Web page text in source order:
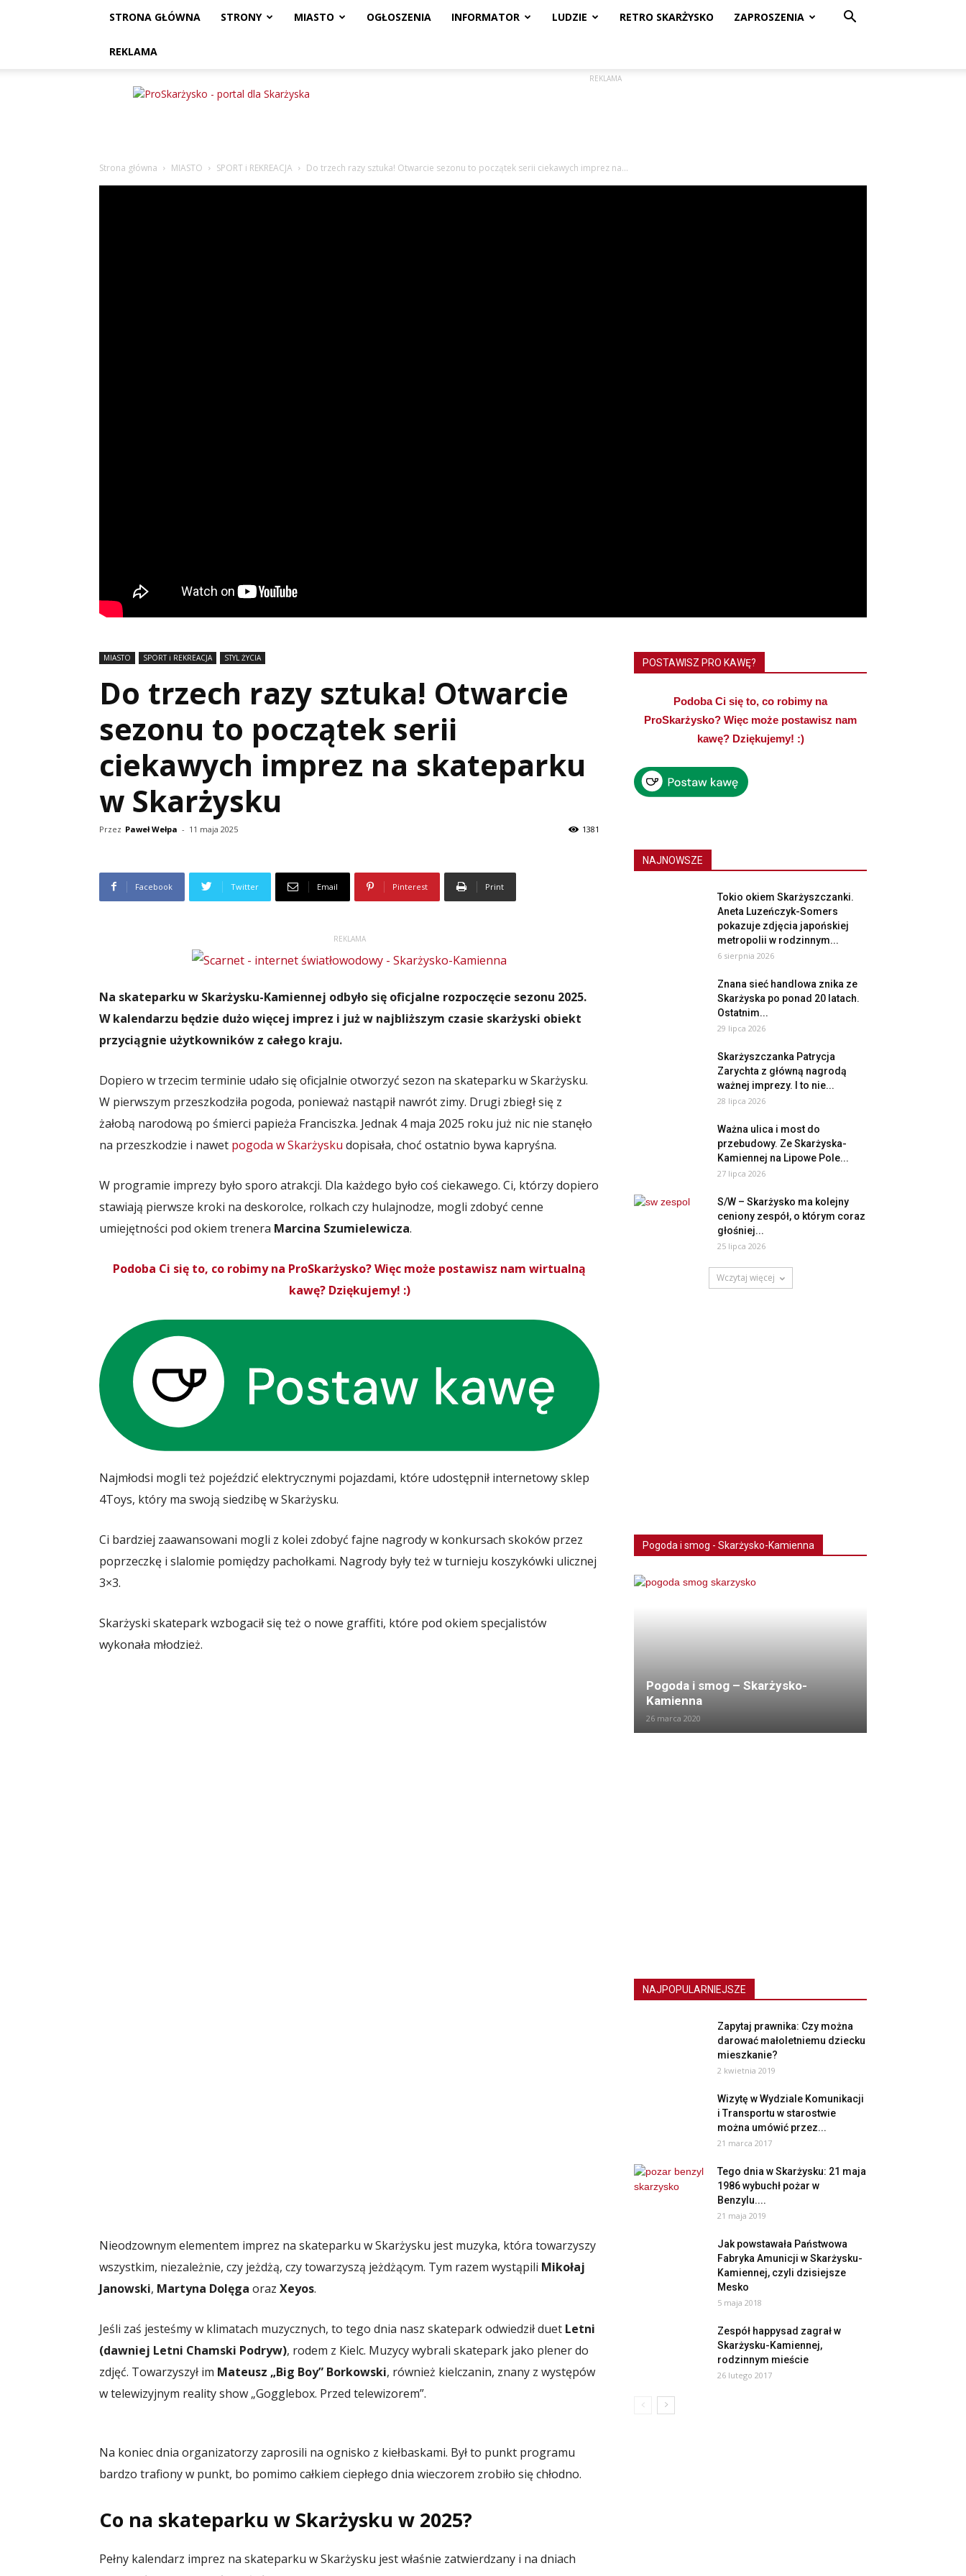
STRONA GŁÓWNA STRONY MIASTO OGŁOSZENIA INFORMATOR LUDZIE RETRO SKARŻYSKO ZAPROSZENIA
REKLAMA
ProSkarżysko
REKLAMA
Strona główna MIASTO SPORT i REKREACJA Do trzech razy sztuka! Otwarcie sezonu to początek serii ciekawych imprez na...
MIASTO SPORT i REKREACJA STYL ŻYCIA
Do trzech razy sztuka! Otwarcie
sezonu to początek serii
ciekawych imprez na skateparku
w Skarżysku
Przez Paweł Wełpa - 11 maja 2025 1381
Facebook Twitter Email Pinterest Print
REKLAMA
Na skateparku w Skarżysku-Kamiennej odbyło się oficjalne rozpoczęcie sezonu 2025.
W kalendarzu będzie dużo więcej imprez i już w najbliższym czasie skarżyski obiekt
przyciągnie użytkowników z całego kraju.
Dopiero w trzecim terminie udało się oficjalnie otworzyć sezon na skateparku w Skarżysku.
W pierwszym przeszkodziła pogoda, ponieważ nastąpił nawrót zimy. Drugi zbiegł się z
żałobą narodową po śmierci papieża Franciszka. Jednak 4 maja 2025 roku już nic nie stanęło
na przeszkodzie i nawet pogoda w Skarżysku dopisała, choć ostatnio bywa kapryśna.
W programie imprezy było sporo atrakcji. Dla każdego było coś ciekawego. Ci, którzy dopiero
stawiają pierwsze kroki na deskorolce, rolkach czy hulajnodze, mogli zdobyć cenne
umiejętności pod okiem trenera Marcina Szumielewicza.
Podoba Ci się to, co robimy na ProSkarżysko? Więc może postawisz nam wirtualną
kawę? Dziękujemy! :)
Najmłodsi mogli też pojeździć elektrycznymi pojazdami, które udostępnił internetowy sklep
4Toys, który ma swoją siedzibę w Skarżysku.
Ci bardziej zaawansowani mogli z kolei zdobyć fajne nagrody w konkursach skoków przez
poprzeczkę i slalomie pomiędzy pachołkami. Nagrody były też w turnieju koszykówki ulicznej
3×3.
Skarżyski skatepark wzbogacił się też o nowe graffiti, które pod okiem specjalistów
wykonała młodzież.
Nieodzownym elementem imprez na skateparku w Skarżysku jest muzyka, która towarzyszy
wszystkim, niezależnie, czy jeżdżą, czy towarzyszą jeżdżącym. Tym razem wystąpili Mikołaj
Janowski, Martyna Dolęga oraz Xeyos.
Jeśli zaś jesteśmy w klimatach muzycznych, to tego dnia nasz skatepark odwiedził duet Letni
(dawniej Letni Chamski Podryw), rodem z Kielc. Muzycy wybrali skatepark jako plener do
zdjęć. Towarzyszył im Mateusz „Big Boy” Borkowski, również kielczanin, znany z występów
w telewizyjnym reality show „Gogglebox. Przed telewizorem”.
Na koniec dnia organizatorzy zaprosili na ognisko z kiełbaskami. Był to punkt programu
bardzo trafiony w punkt, bo pomimo całkiem ciepłego dnia wieczorem zrobiło się chłodno.
Co na skateparku w Skarżysku w 2025?
Pełny kalendarz imprez na skateparku w Skarżysku jest właśnie zatwierdzany i na dniach
POSTAWISZ PRO KAWĘ?
Podoba Ci się to, co robimy na
ProSkarżysko? Więc może postawisz nam
kawę? Dziękujemy! :)
NAJNOWSZE
Tokio okiem Skarżyszczanki.
Aneta Luzeńczyk-Somers
pokazuje zdjęcia japońskiej
metropolii w rodzinnym...
6 sierpnia 2026
Znana sieć handlowa znika ze
Skarżyska po ponad 20 latach.
Ostatnim...
29 lipca 2026
Skarżyszczanka Patrycja
Zarychta z główną nagrodą
ważnej imprezy. I to nie...
28 lipca 2026
Ważna ulica i most do
przebudowy. Ze Skarżyska-
Kamiennej na Lipowe Pole...
27 lipca 2026
S/W – Skarżysko ma kolejny
ceniony zespół, o którym coraz
głośniej...
25 lipca 2026
Wczytaj więcej
Pogoda i smog - Skarżysko-Kamienna
Pogoda i smog – Skarżysko-
Kamienna
26 marca 2020
NAJPOPULARNIEJSZE
Zapytaj prawnika: Czy można
darować małoletniemu dziecku
mieszkanie?
2 kwietnia 2019
Wizytę w Wydziale Komunikacji
i Transportu w starostwie
można umówić przez...
21 marca 2017
Tego dnia w Skarżysku: 21 maja
1986 wybuchł pożar w
Benzylu....
21 maja 2019
Jak powstawała Państwowa
Fabryka Amunicji w Skarżysku-
Kamiennej, czyli dzisiejsze
Mesko
5 maja 2018
Zespół happysad zagrał w
Skarżysku-Kamiennej,
rodzinnym mieście
26 lutego 2017